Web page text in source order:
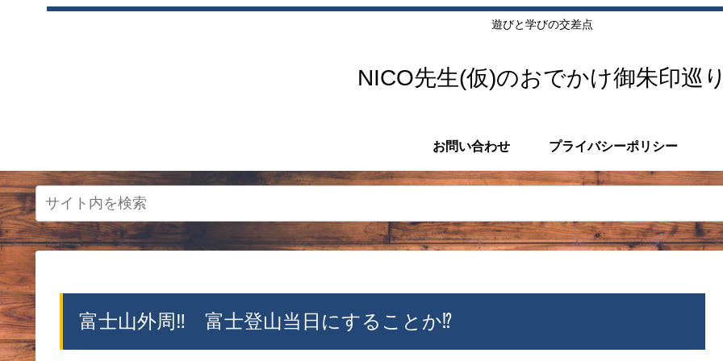
遊びと学びの交差点
NICO先生(仮)のおでかけ御朱印巡
お問い合わせ プライバシーポリシー
富士山外周‼ 富士登山当日にすることか⁉